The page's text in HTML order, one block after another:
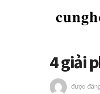
4 giải
được